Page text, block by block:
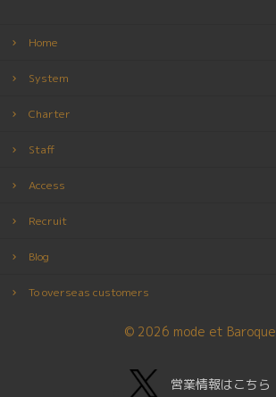
営業情報はこちら
Home
System
Charter
Staff
Access
Recruit
Blog
To overseas customers
© 2026 mode et Baroque